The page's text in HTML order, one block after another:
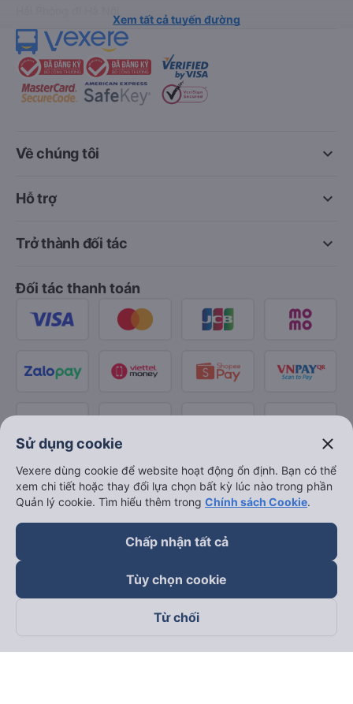
Xem tất cả tuyến đường
keyboard_arrow_down
Về chúng tôi
keyboard_arrow_down
Hỗ trợ
keyboard_arrow_down
Trở thành đối tác
Đối tác thanh toán
Theo dõi chúng tôi trên
Sử dụng cookie close
Vexere dùng cookie để website hoạt động ổn định. Bạn có thể
xem chi tiết hoặc thay đổi lựa chọn bất kỳ lúc nào trong phần
Quản lý cookie. Tìm hiểu thêm trong Chính sách Cookie.
Chấp nhận tất cả
Tùy chọn cookie
Từ chối